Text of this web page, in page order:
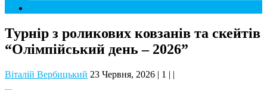
Турнір з роликових ковзанів та скейтів
“Олімпійський день – 2026”
Віталій Вербицький 23 Червня, 2026 | 1 | |